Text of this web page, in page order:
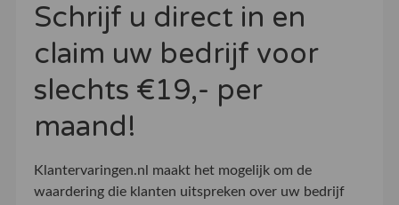
Tarieven
Bedrijven
Over ons
Blogs
Contact
Schrijf u direct in en
claim uw bedrijf voor
slechts €19,- per
maand!
Klantervaringen.nl maakt het mogelijk om de
waardering die klanten uitspreken over uw bedrijf